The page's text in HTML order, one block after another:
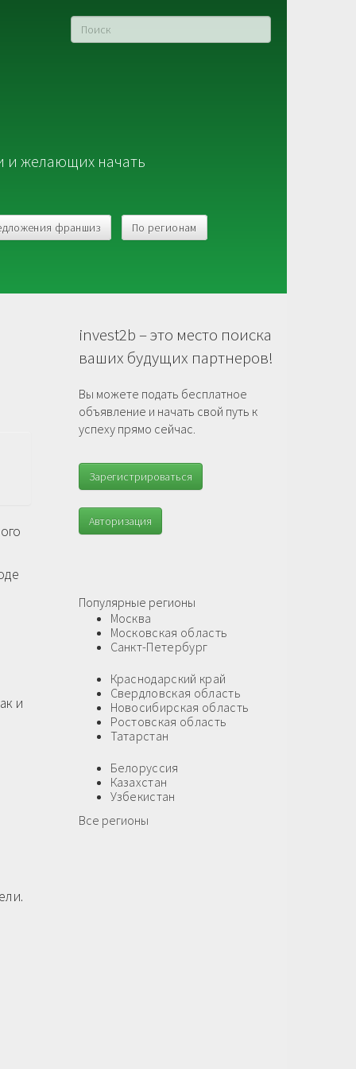
и желающих начать
франшиз По регионам
и
invest2b – это место поиска
ваших будущих партнеров!
Вы можете подать бесплатное
объявление и начать свой путь к
успеху прямо сейчас.
Зарегистрироваться
Авторизация
Популярные регионы
Москва
Московская область
Санкт-Петербург
Краснодарский край
Свердловская область
Новосибирская область
Ростовская область
Татарстан
Белоруссия
Казахстан
Узбекистан
Все регионы